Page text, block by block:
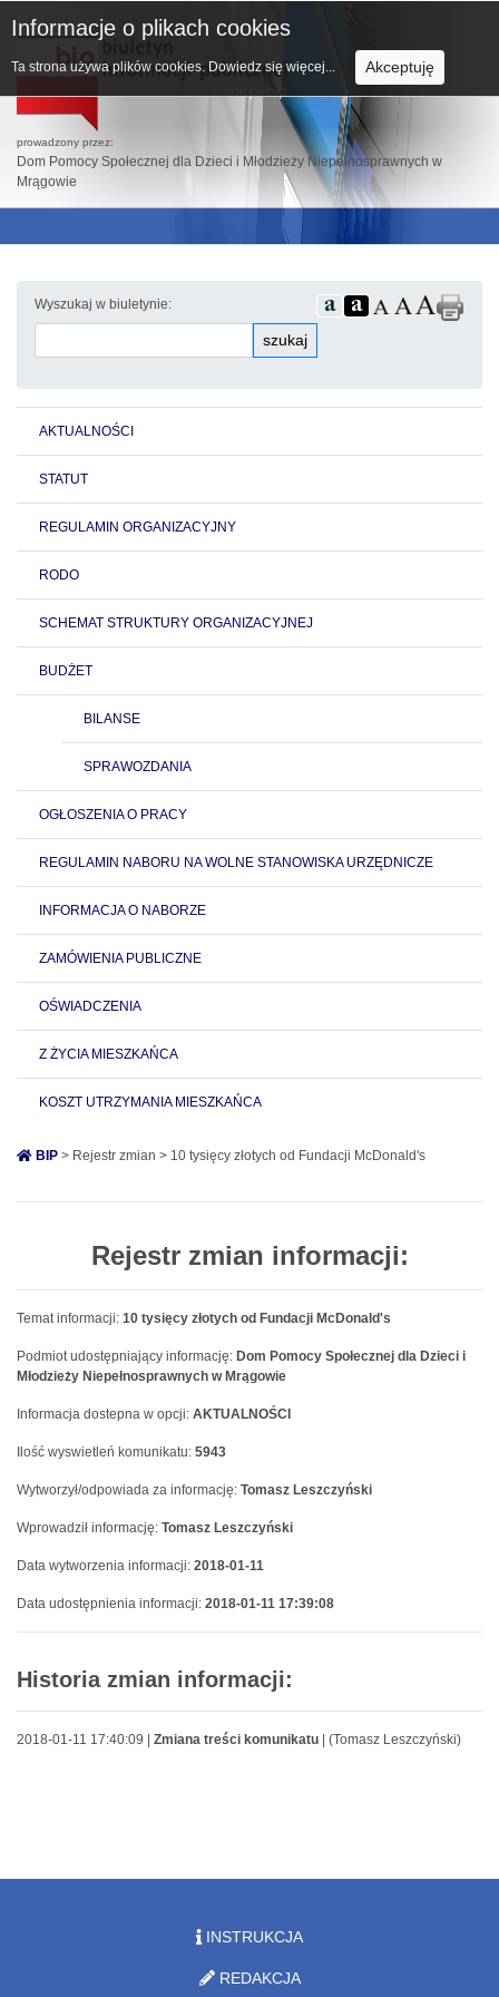
prowadzony przez:
Dom Pomocy Społecznej dla Dzieci i Młodzieży Niepełnosprawnych w
Mrągowie
Wyszukaj w biuletynie:
szukaj
AKTUALNOŚCI
STATUT
REGULAMIN ORGANIZACYJNY
RODO
SCHEMAT STRUKTURY ORGANIZACYJNEJ
BUDŻET
BILANSE
SPRAWOZDANIA
OGŁOSZENIA O PRACY
REGULAMIN NABORU NA WOLNE STANOWISKA URZĘDNICZE
INFORMACJA O NABORZE
ZAMÓWIENIA PUBLICZNE
OŚWIADCZENIA
Z ŻYCIA MIESZKAŃCA
KOSZT UTRZYMANIA MIESZKAŃCA
BIP > Rejestr zmian > 10 tysięcy złotych od Fundacji McDonald's
Rejestr zmian informacji:
Temat informacji: 10 tysięcy złotych od Fundacji McDonald's
Podmiot udostępniający informację: Dom Pomocy Społecznej dla Dzieci i
Młodzieży Niepełnosprawnych w Mrągowie
Informacja dostepna w opcji: AKTUALNOŚCI
Ilość wyswietleń komunikatu: 5943
Wytworzył/odpowiada za informację: Tomasz Leszczyński
Wprowadził informację: Tomasz Leszczyński
Data wytworzenia informacji: 2018-01-11
Data udostępnienia informacji: 2018-01-11 17:39:08
Historia zmian informacji:
2018-01-11 17:40:09 | Zmiana treści komunikatu | (Tomasz Leszczyński)
Informacje o plikach cookies
Ta strona używa plików cookies. Dowiedz się więcej... Akceptuję
INSTRUKCJA
REDAKCJA